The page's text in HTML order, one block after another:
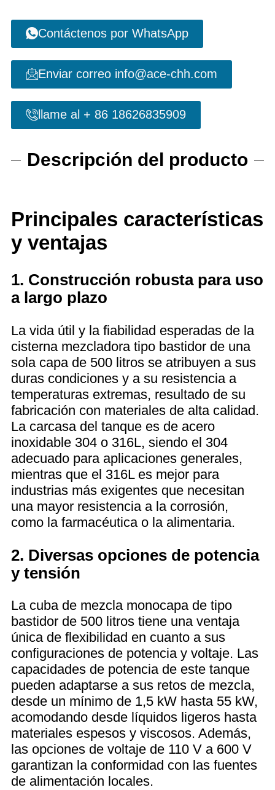
Contáctenos por WhatsApp
Enviar correo info@ace-chh.com
llame al + 86 18626835909
Descripción del producto
Principales características
y ventajas
1. Construcción robusta para uso
a largo plazo
La vida útil y la fiabilidad esperadas de la
cisterna mezcladora tipo bastidor de una
sola capa de 500 litros se atribuyen a sus
duras condiciones y a su resistencia a
temperaturas extremas, resultado de su
fabricación con materiales de alta calidad.
La carcasa del tanque es de acero
inoxidable 304 o 316L, siendo el 304
adecuado para aplicaciones generales,
mientras que el 316L es mejor para
industrias más exigentes que necesitan
una mayor resistencia a la corrosión,
como la farmacéutica o la alimentaria.
2. Diversas opciones de potencia
y tensión
La cuba de mezcla monocapa de tipo
bastidor de 500 litros tiene una ventaja
única de flexibilidad en cuanto a sus
configuraciones de potencia y voltaje. Las
capacidades de potencia de este tanque
pueden adaptarse a sus retos de mezcla,
desde un mínimo de 1,5 kW hasta 55 kW,
acomodando desde líquidos ligeros hasta
materiales espesos y viscosos. Además,
las opciones de voltaje de 110 V a 600 V
garantizan la conformidad con las fuentes
de alimentación locales.